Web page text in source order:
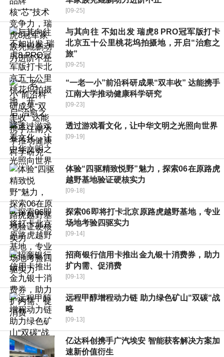
[09-25]
与其向往 不如出发 瑞虎8 PRO冠军版打卡
北京五十公里桃花坞拍摄地，开启“治愈之
旅”
[09-25]
“一老一小”前沿科研成果“双丰收” 达能携手
江南大学推动健康科学研究
[09-23]
透过游戏看文化，让中华文明之光照向世界
[09-19]
体验“四驱精致悦野”魅力，探索06在原路虎
越野基地验证硬核实力
[09-18]
探索06即将打卡北京原路虎越野基地，专业
场地考验四驱实力
[09-14]
招商银行信用卡推出金九银十消费券，助力
扩内需、促消费
[09-13]
远程甲醇增程动力链 助力绿色矿山“双碳“战
略
[09-13]
亿达科创携手广汽埃安 智能获客解决方案加
速新价值衍生